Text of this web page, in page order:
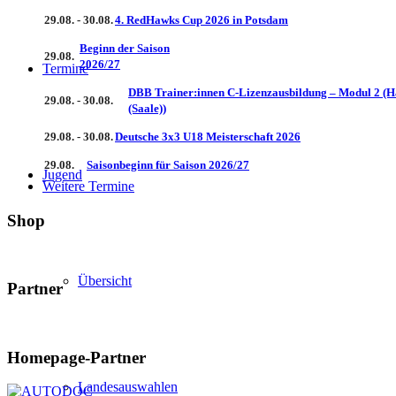
Termine
Jugend
Übersicht
Landesauswahlen
29.08. - 30.08.4. RedHawks Cup 2026 in Potsdam
29.08.
Beginn der Saison
2026/27
29.08. - 30.08.
DBB Trainer:innen C-Lizenzausbildung – Modul 2
(Saale))
29.08. - 30.08.Deutsche 3x3 U18 Meisterschaft 2026
29.08. Saisonbeginn für Saison 2026/27
Weitere Termine
Shop
Partner
Homepage-Partner